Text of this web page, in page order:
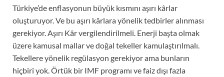
Türkiye’de enflasyonun büyük kısmını aşırı kârlar
oluşturuyor. Ve bu aşırı kârlara yönelik tedbirler alınması
gerekiyor. Aşırı Kâr vergilendirilmeli. Enerji başta olmak
üzere kamusal mallar ve doğal tekeller kamulaştırılmalı.
Tekellere yönelik regülasyon gerekiyor ama bunların
hiçbiri yok. Örtük bir IMF programı ve faiz dışı fazla